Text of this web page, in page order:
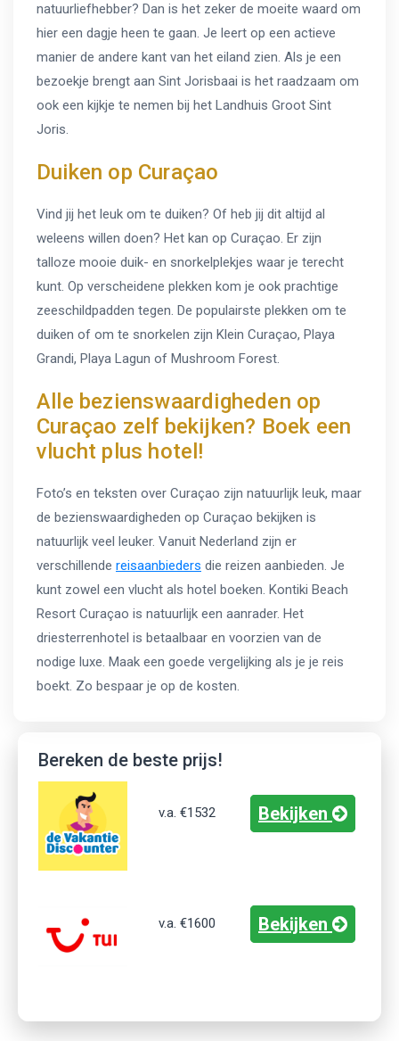
natuurliefhebber? Dan is het zeker de moeite waard om
hier een dagje heen te gaan. Je leert op een actieve
manier de andere kant van het eiland zien. Als je een
bezoekje brengt aan Sint Jorisbaai is het raadzaam om
ook een kijkje te nemen bij het Landhuis Groot Sint
Joris.
Duiken op Curaçao
Vind jij het leuk om te duiken? Of heb jij dit altijd al
weleens willen doen? Het kan op Curaçao. Er zijn
talloze mooie duik- en snorkelplekjes waar je terecht
kunt. Op verscheidene plekken kom je ook prachtige
zeeschildpadden tegen. De populairste plekken om te
duiken of om te snorkelen zijn Klein Curaçao, Playa
Grandi, Playa Lagun of Mushroom Forest.
Alle bezienswaardigheden op
Curaçao zelf bekijken? Boek een
vlucht plus hotel!
Foto’s en teksten over Curaçao zijn natuurlijk leuk, maar
de bezienswaardigheden op Curaçao bekijken is
natuurlijk veel leuker. Vanuit Nederland zijn er
verschillende reisaanbieders die reizen aanbieden. Je
kunt zowel een vlucht als hotel boeken. Kontiki Beach
Resort Curaçao is natuurlijk een aanrader. Het
driesterrenhotel is betaalbaar en voorzien van de
nodige luxe. Maak een goede vergelijking als je je reis
boekt. Zo bespaar je op de kosten.
Bereken de beste prijs!
v.a. €1532 Bekijken
v.a. €1600 Bekijken